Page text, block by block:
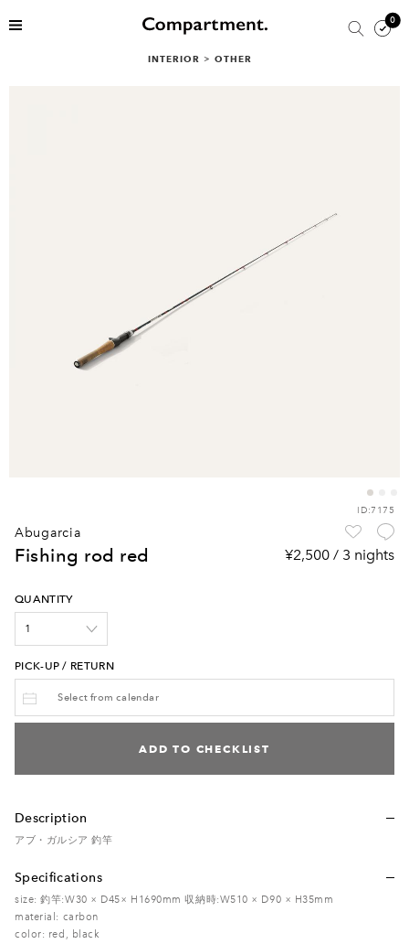
0
INTERIOR > OTHER
ID:7175
abugarcia
fishing rod red ¥2,500 / 3 nights
QUANTITY
PICK-UP / RETURN
ADD TO CHECKLIST
Description
アブ・ガルシア 釣竿
Specifications
size: 釣竿:W30 × D45× H1690mm 収納時:W510 × D90 × H35mm
material: carbon
color: red, black